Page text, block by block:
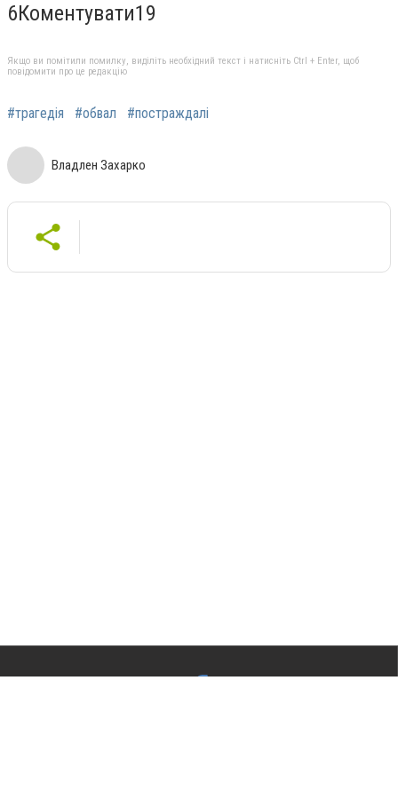
6Коментувати19
Якщо ви помітили помилку, виділіть необхідний текст і натисніть Ctrl + Enter, щоб
повідомити про це редакцію
#трагедія #обвал #постраждалі
Владлен Захарко